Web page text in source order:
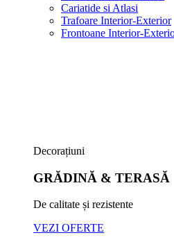
Cariatide si Atlasi
Trafoare Interior-Exterior
Frontoane Interior-
Decorațiuni
GRĂDINĂ & TERASĂ
De calitate și rezistente
VEZI OFERTE